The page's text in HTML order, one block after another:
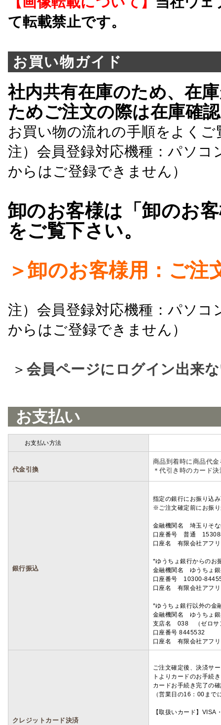
て転載禁止です。
お買い物ガイド
社内共有在庫のため、在
ためご注文の際は在庫確
お買い物の流れの手順をよくご
注）会員登録対応機種：パソ
からはご登録できません）
卸のお客様は「卸のお
をご覧下さい。
＞卸のお客様用：ご注
注）会員登録対応機種：パソ
からはご登録できません）
＞ 会員ページにログイン出来
お支払い
お支払い方法
代金引換
商品到着時に商品代
＊代引き時のカード
銀行振込
指定の銀行にお振り込
※ご注文確定前にお振
金融機関名 埼玉りそ
口座番号 普通
口座名 有限会社アフ
*ゆうちょ銀行からのお
金融機関名 ゆうちょ
口座番号 10300-
口座名 有限会社アフ
*ゆうちょ銀行以外の金
金融機関名 ゆうちょ
支店名 038 （ゼロサ
口座番号 8445532
口座名 有限会社アフ
クレジットカード決済
ご注文確定後、決済サ
トよりカードのお手続
カードお手続き完了の
（営業日の16：00ま
【取扱いカード】